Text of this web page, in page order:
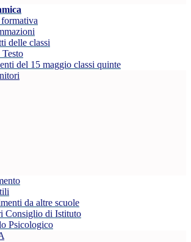
delle classi
del 15 maggio classi quinte
da altre scuole
Consiglio di Istituto
Psicologico